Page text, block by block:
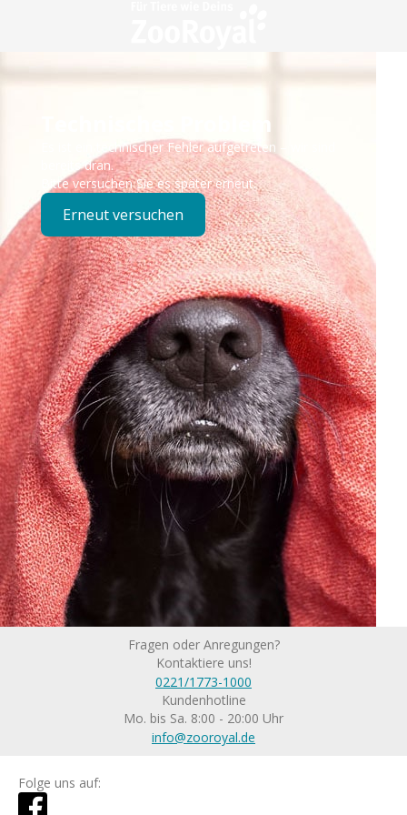
Technisches Problem
Es ist ein technischer Fehler aufgetreten – wir sind
bereits dran.
Bitte versuchen Sie es später erneut.
Erneut versuchen
Fragen oder Anregungen?
Kontaktiere uns!
0221/1773-1000
Kundenhotline
Mo. bis Sa. 8:00 - 20:00 Uhr
info@zooroyal.de
Folge uns auf: